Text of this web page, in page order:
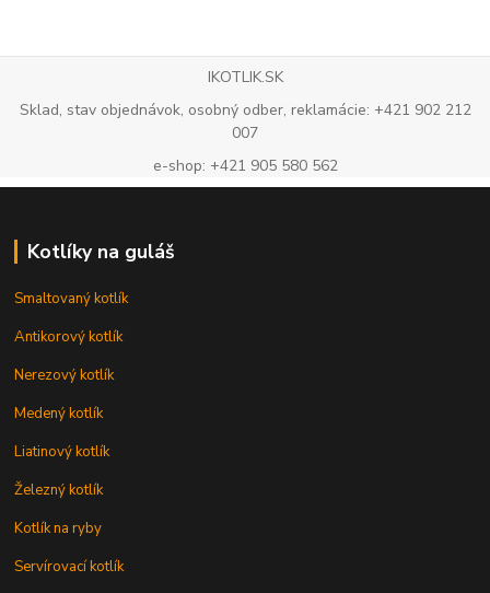
IKOTLIK.SK
Sklad, stav objednávok, osobný odber, reklamácie: +421 902 212
007
e-shop: +421 905 580 562
Kotlíky na guláš
Smaltovaný kotlík
Antikorový kotlík
Nerezový kotlík
Medený kotlík
Liatinový kotlík
Železný kotlík
Kotlík na ryby
Servírovací kotlík